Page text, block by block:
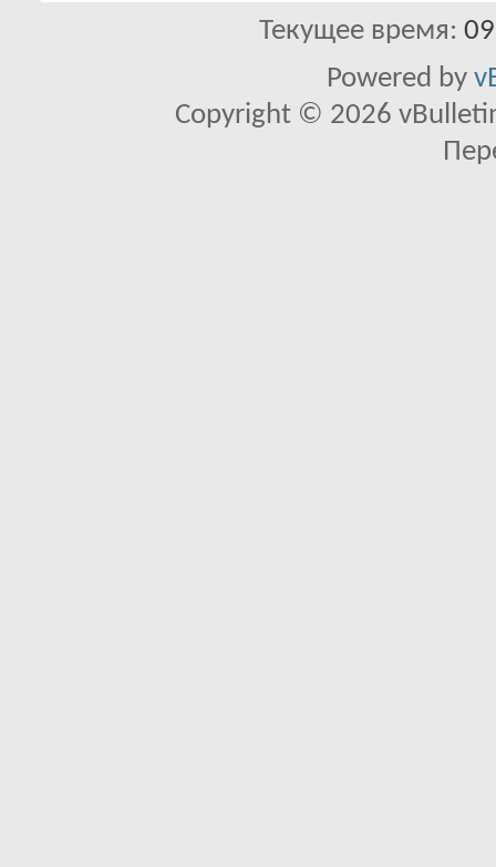
Текущее время:
Powered by
Copyright © 2026